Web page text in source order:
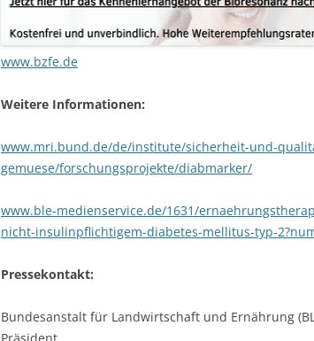
www.bzfe.de
Weitere Informationen:
www.mri.bund.de/de/institute/sicherheit-und-
gemuese/forschungsprojekte/diabmarker/
www.ble-medienservice.de/1631/
nicht-insulinpflichtigem-diabetes-mellitus-typ-
Pressekontakt:
Bundesanstalt für Landwirtschaft und Ernährung